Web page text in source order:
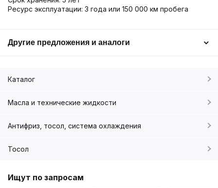
Ресурс эксплуатации: 3 года или 150 000 км пробега
Другие предложения и аналоги
Каталог
Масла и технические жидкости
Антифриз, тосол, система охлаждения
Тосол
Ищут по запросам